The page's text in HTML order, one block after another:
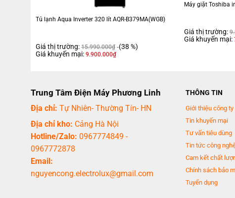
Ngăn đá
.- Phần ngăn đá có một kệ khay đá để ngăn ra làm
không gian lưu trữ. Phần cánh tủ có thêm khay đựng để đồ tiện lợi.
Tủ lạnh Aqua Inverter 320 lít AQR-B379MA(WGB)
Giá thị trường: 15.990.000₫ (38 %)
Giá khuyến mại: 9.900.000₫
Máy giặt Toshiba
Giá thị trường:
Giá khuyến mại:
Trung Tâm Điện Máy Phương Linh
Địa chỉ: Tự Nhiên- Thường Tín- HN
Địa chỉ kho: Cảng Hà Nội
Hotline/Zalo: 0967774849 -
0967772878
Email:
nguyencong.electrolux@gmail.com
THÔNG TIN
Giới thiệu công ty
Tin khuyến mại
Tư vấn tiêu dùng
Tin tức công
Cam kết chất
Chính sách bảo
Tuyển dụng